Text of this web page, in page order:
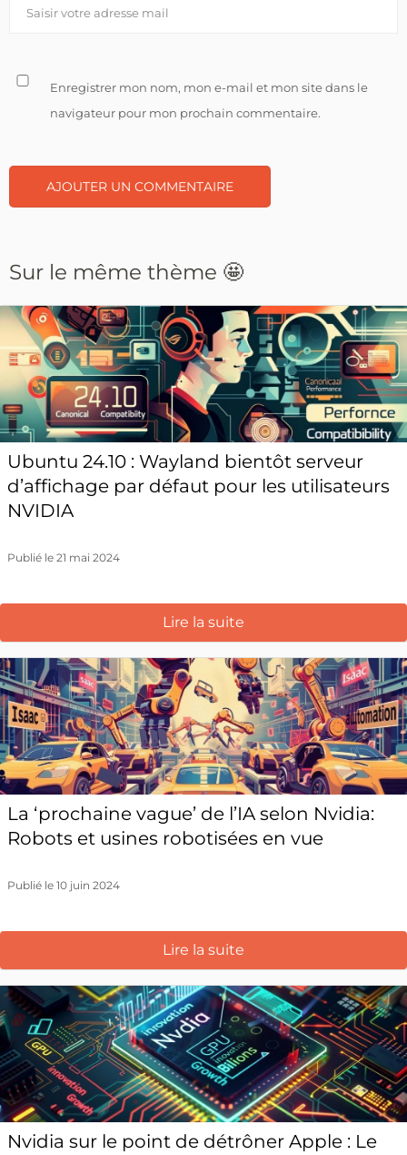
Enregistrer mon nom, mon e-mail et mon site dans le
navigateur pour mon prochain commentaire.
Sur le même thème 🤩
Ubuntu 24.10 : Wayland bientôt serveur
d’affichage par défaut pour les utilisateurs
NVIDIA
Publié le 21 mai 2024
Lire la suite
La ‘prochaine vague’ de l’IA selon Nvidia:
Robots et usines robotisées en vue
Publié le 10 juin 2024
Lire la suite
Nvidia sur le point de détrôner Apple : Le